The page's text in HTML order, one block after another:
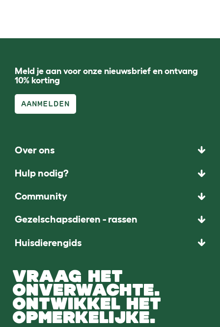
Meld je aan voor onze nieuwsbrief en ontvang
10% korting
AANMELDEN
Over ons
Hulp nodig?
Community
Gezelschapsdieren - rassen
Huisdierengids
VRAAG HET
ONVERWACHTE.
ONTWIKKEL HET
OPMERKELIJKE.